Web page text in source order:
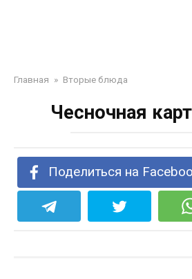
Главная » Вторые блюда
Чесночная
Поделиться на